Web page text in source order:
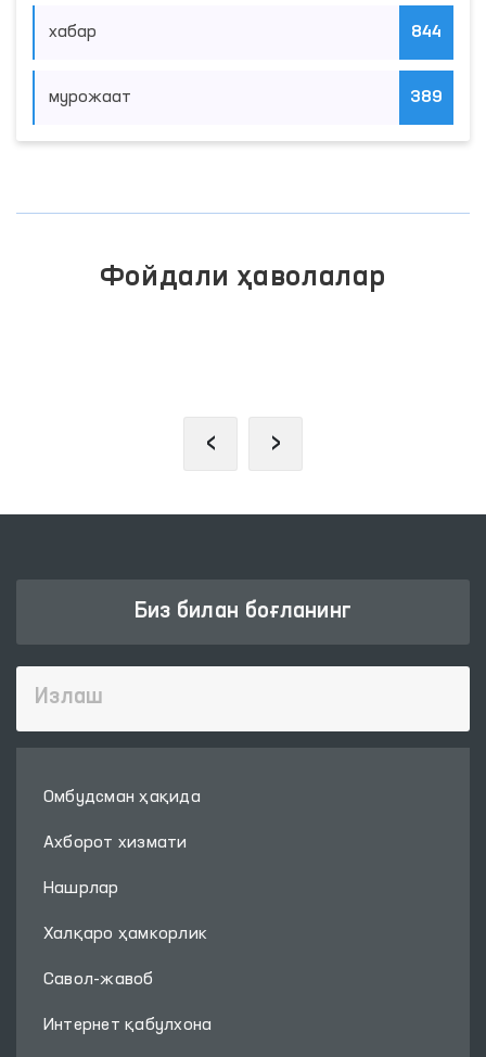
хабар 844
мурожаат 389
Фойдали ҳаволалар
‹ ›
Биз билан боғланинг
Омбудсман ҳақида
Ахборот хизмати
Нашрлар
Халқаро ҳамкорлик
Савол-жавоб
Интернет қабулхона